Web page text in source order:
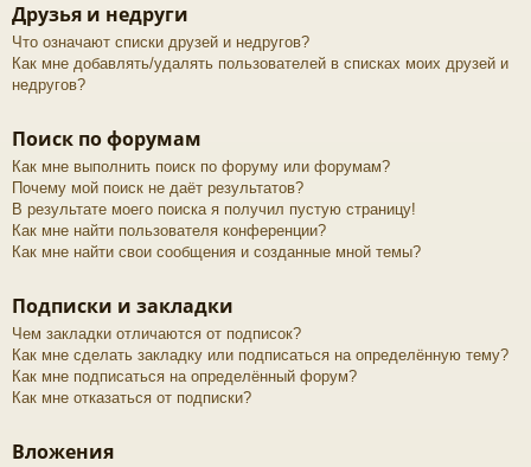
Друзья и недруги
Что означают списки друзей и недругов?
Как мне добавлять/удалять пользователей в списках моих друзей и
недругов?
Поиск по форумам
Как мне выполнить поиск по форуму или форумам?
Почему мой поиск не даёт результатов?
В результате моего поиска я получил пустую страницу!
Как мне найти пользователя конференции?
Как мне найти свои сообщения и созданные мной темы?
Подписки и закладки
Чем закладки отличаются от подписок?
Как мне сделать закладку или подписаться на определённую тему?
Как мне подписаться на определённый форум?
Как мне отказаться от подписки?
Вложения